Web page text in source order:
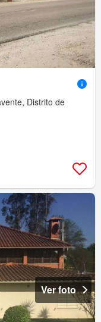
Distrito de
Ver foto